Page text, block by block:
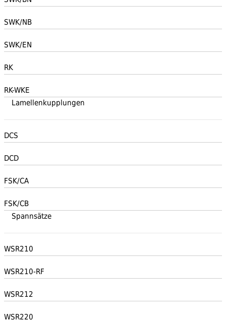
SWK/NB
SWK/EN
RK
RK-WKE
Lamellenkupplungen
DCS
DCD
FSK/CA
FSK/CB
Spannsätze
WSR210
WSR210-RF
WSR212
WSR220